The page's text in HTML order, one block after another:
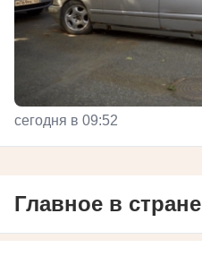
сегодня в 09:52
Главное в стране